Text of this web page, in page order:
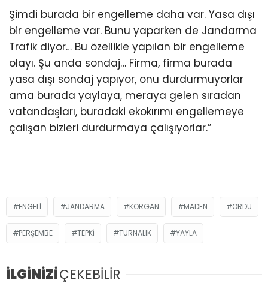
Şimdi burada bir engelleme daha var. Yasa dışı
bir engelleme var. Bunu yaparken de Jandarma
Trafik diyor… Bu özellikle yapılan bir engelleme
olayı. Şu anda sondaj… Firma, firma burada
yasa dışı sondaj yapıyor, onu durdurmuyorlar
ama burada yaylaya, meraya gelen sıradan
vatandaşları, buradaki ekokırımı engellemeye
çalışan bizleri durdurmaya çalışıyorlar.”
ENGELI JANDARMA KORGAN MADEN ORDU
PERŞEMBE TEPKİ TURNALIK YAYLA
İLGİNİZİÇEKEBİLİR